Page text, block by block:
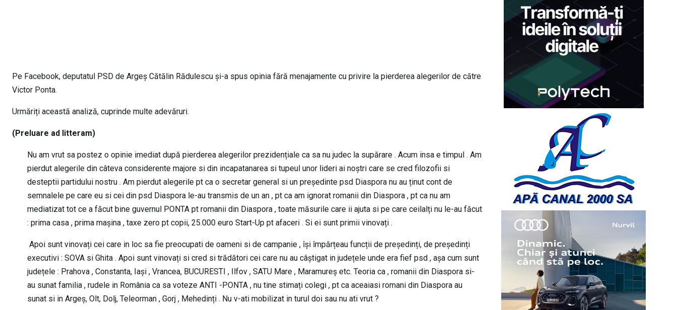
Pe Facebook, deputatul PSD de Argeș Cătălin Rădulescu și-a spus opinia fără menajamente cu privire la pierderea alegerilor de către
Victor Ponta.
Urmăriți această analiză, cuprinde multe adevăruri.
(Preluare ad litteram)
Nu am vrut sa postez o opinie imediat după pierderea alegerilor prezidențiale ca sa nu judec la supărare . Acum insa e timpul . Am
pierdut alegerile din câteva considerente majore si din incapatanarea si tupeul unor lideri ai noștri care se cred filozofii si
desteptii partidului nostru . Am pierdut alegerile pt ca o secretar general si un președinte psd Diaspora nu au ținut cont de
semnalele pe care eu si cei din psd Diaspora le-au transmis de un an , pt ca am ignorat romanii din Diaspora , pt ca nu am
mediatizat tot ce a făcut bine guvernul PONTA pt romanii din Diaspora , toate măsurile care ii ajuta si pe care ceilalți nu le-au făcut
: prima casa , prima mașina , taxe zero pt copii, 25.000 euro Start-Up pt afaceri . Si ei sunt primii vinovați .
Apoi sunt vinovați cei care in loc sa fie preocupati de oameni si de campanie , își împărțeau funcții de președinți, de președinți
executivi : SOVA si Ghita . Apoi sunt vinovați si cred si trădători cei care nu au câștigat in județele unde era fief psd , așa cum sunt
județele : Prahova , Constanta, Iași , Vrancea, BUCURESTI , Ilfov , SATU Mare , Maramureș etc. Teoria ca , romanii din Diaspora si-
au sunat familia , rudele in România ca sa voteze ANTI -PONTA , nu tine stimați colegi , pt ca aceaiasi romani din Diaspora au
sunat si in Argeș, Olt, Dolj, Teleorman , Gorj , Mehedinți . Nu v-ati mobilizat in turul doi sau nu ati vrut ?